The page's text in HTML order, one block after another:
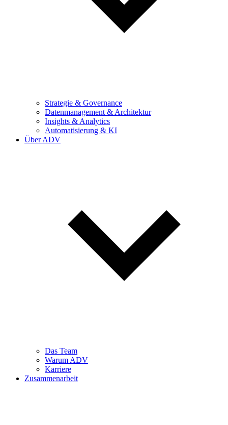
Strategie & Governance
Datenmanagement & Architektur
Insights & Analytics
Automatisierung & KI
Über ADV
Das Team
Warum ADV
Karriere
Zusammenarbeit